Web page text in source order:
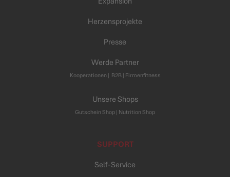
Herzensprojekte
Presse
Werde Partner
Kooperationen | B2B | Firmenfitness
Unsere Shops
Gutschein Shop | Nutrition Shop
SUPPORT
Self-Service